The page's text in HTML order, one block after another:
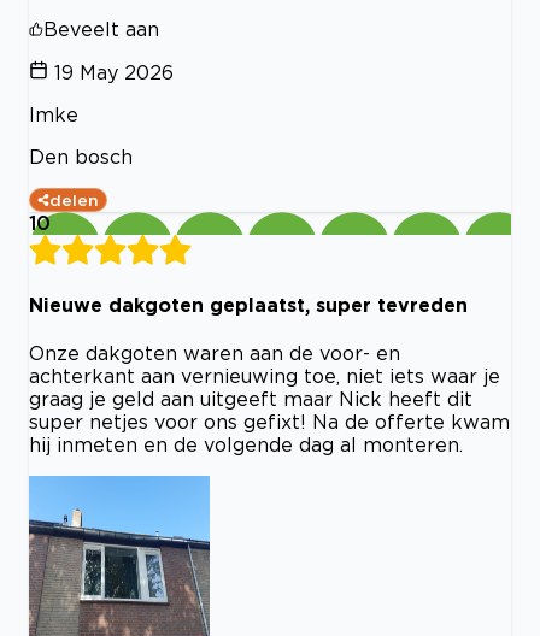
Beveelt aan
19 May 2026
Imke
Den bosch
delen
10
Nieuwe dakgoten geplaatst, super tevreden
Onze dakgoten waren aan de voor- en
achterkant aan vernieuwing toe, niet iets waar je
graag je geld aan uitgeeft maar Nick heeft dit
super netjes voor ons gefixt! Na de offerte kwam
hij inmeten en de volgende dag al monteren.